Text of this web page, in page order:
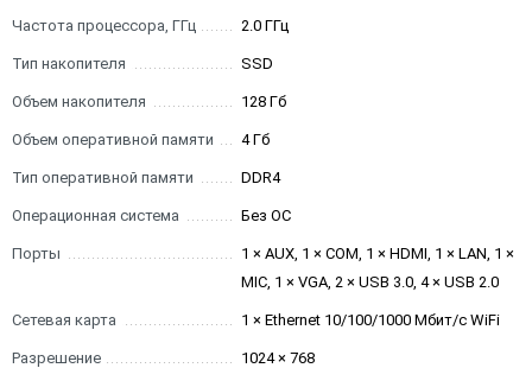
Частота процессора, ГГц 2.0 ГГц
Тип накопителя SSD
Объем накопителя 128 Гб
Объем оперативной памяти 4 Гб
Тип оперативной памяти DDR4
Операционная система Без ОС
Порты
1 × AUX, 1 × COM, 1 × HDMI, 1 × LAN, 1 ×
MIC, 1 × VGA, 2 × USB 3.0, 4 × USB 2.0
Сетевая карта 1 × Ethernet 10/100/1000 Мбит/с WiFi
Разрешение 1024 × 768